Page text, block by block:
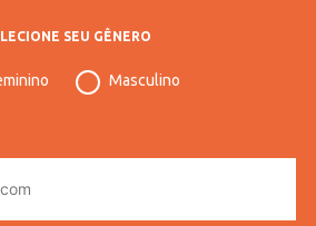
SEU GÊNERO
Masculino